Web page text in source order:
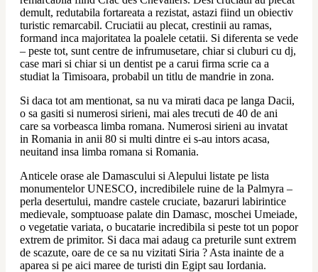
demult, redutabila fortareata a rezistat, astazi fiind un obiectiv
turistic remarcabil. Cruciatii au plecat, crestinii au ramas,
formand inca majoritatea la poalele cetatii. Si diferenta se vede
– peste tot, sunt centre de infrumusetare, chiar si cluburi cu dj,
case mari si chiar si un dentist pe a carui firma scrie ca a
studiat la Timisoara, probabil un titlu de mandrie in zona.
Si daca tot am mentionat, sa nu va mirati daca pe langa Dacii,
o sa gasiti si numerosi sirieni, mai ales trecuti de 40 de ani
care sa vorbeasca limba romana. Numerosi sirieni au invatat
in Romania in anii 80 si multi dintre ei s-au intors acasa,
neuitand insa limba romana si Romania.
Anticele orase ale Damascului si Alepului listate pe lista
monumentelor UNESCO, incredibilele ruine de la Palmyra –
perla desertului, mandre castele cruciate, bazaruri labirintice
medievale, somptuoase palate din Damasc, moschei Umeiade,
o vegetatie variata, o bucatarie incredibila si peste tot un popor
extrem de primitor. Si daca mai adaug ca preturile sunt extrem
de scazute, oare de ce sa nu vizitati Siria ? Asta inainte de a
aparea si pe aici maree de turisti din Egipt sau Iordania.